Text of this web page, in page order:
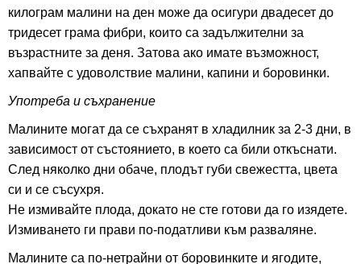
килограм малини на ден може да осигури двадесет до
тридесет грама фибри, които са задължителни за
възрастните за деня. Затова ако имате възможност,
хапвайте с удоволствие малини, капини и боровинки.
Употреба и съхранение
Малините могат да се съхранят в хладилник за 2-3 дни, в
зависимост от състоянието, в което са били откъснати.
След няколко дни обаче, плодът губи свежестта, цвета
си и се съсухря.
Не измивайте плода, докато не сте готови да го изядете.
Измиването ги прави по-податливи към разваляне.
Малините са по-нетрайни от боровинките и ягодите,